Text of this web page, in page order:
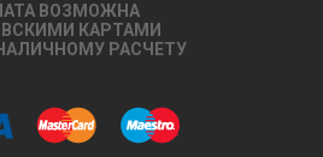
ВОЗМОЖНА
КАРТАМИ
РАСЧЕТУ